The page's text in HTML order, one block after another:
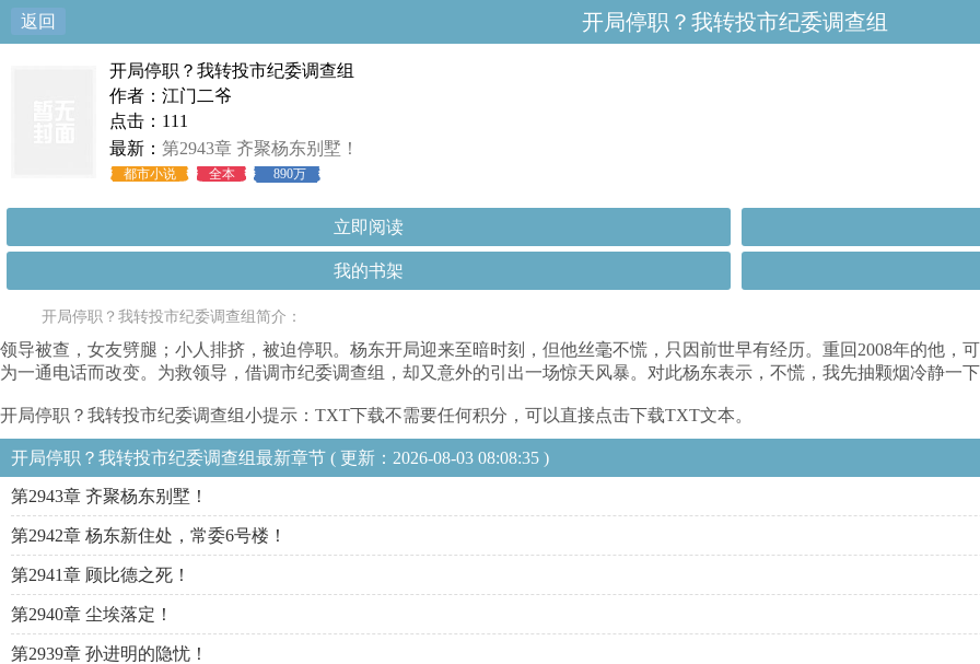
返回 开局停职？我转投市纪委调查组
开局停职？我转投市纪委调查组
作者：江门二爷
点击：111
最新： 第2943章 齐聚杨东别墅！
都市小说 全本 890万
立即阅读
我的书架
开局停职？我转投市纪委调查组简介：
领导被查，女友劈腿；小人排挤，被迫停职。杨东开局迎来至暗时刻，但他丝毫不慌，只因前世早有经历。重回2008年的他，
为一通电话而改变。为救领导，借调市纪委调查组，却又意外的引出一场惊天风暴。对此杨东表示，不慌，我先抽颗烟冷静一
开局停职？我转投市纪委调查组小提示：TXT下载不需要任何积分，可以直接点击下载TXT文本。
开局停职？我转投市纪委调查组最新章节 ( 更新：2026-08-03 08:08:35 )
第2943章 齐聚杨东别墅！
第2942章 杨东新住处，常委6号楼！
第2941章 顾比德之死！
第2940章 尘埃落定！
第2939章 孙进明的隐忧！